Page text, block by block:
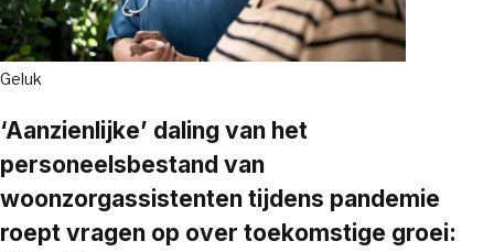
Geluk
‘Aanzienlijke’ daling van het
personeelsbestand van
woonzorgassistenten tijdens pandemie
roept vragen op over toekomstige groei: